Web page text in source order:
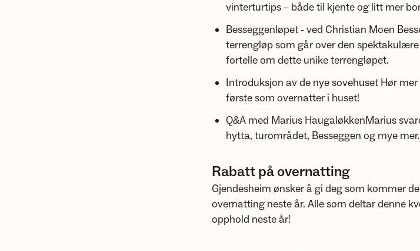
vinterturtips – både til kjente og litt mer
Besseggenløpet - ved Christian Moen
terrengløp som går over den
fortelle om dette unike terrengløpet.
Introduksjon av de nye sovehuset Hør
første som overnatter i huset!
Q&A med Marius HaugaløkkenMarius
hytta, turområdet, Besseggen og mye mer.
Rabatt på overnatting
Gjendesheim ønsker å gi deg som kommer
overnatting neste år. Alle som deltar denne
opphold neste år!